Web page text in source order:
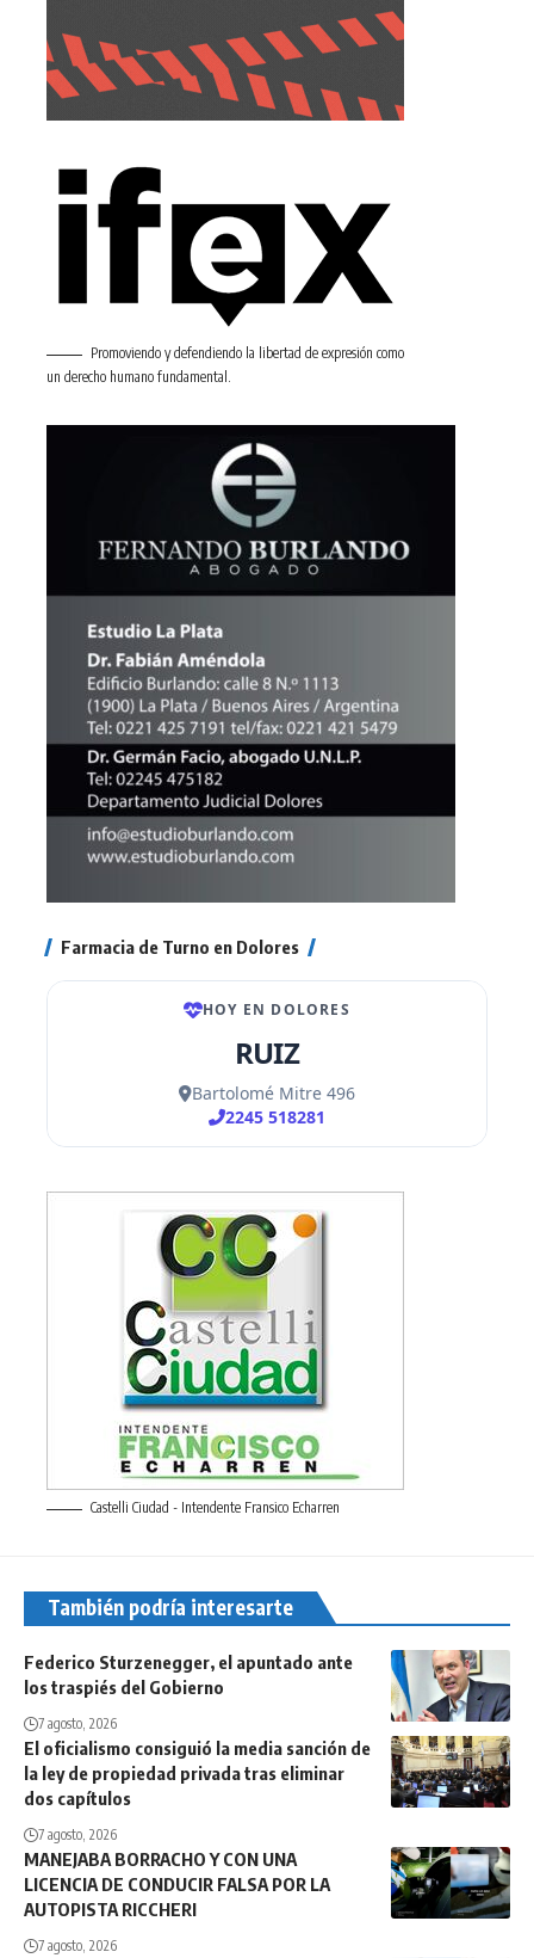
Promoviendo y defendiendo la libertad de expresión como
un derecho humano fundamental.
Farmacia de Turno en Dolores
Castelli Ciudad - Intendente Fransico Echarren
También podría interesarte
Federico Sturzenegger, el apuntado ante
los traspiés del Gobierno
7 agosto, 2026
El oficialismo consiguió la media sanción de
la ley de propiedad privada tras eliminar
dos capítulos
7 agosto, 2026
MANEJABA BORRACHO Y CON UNA
LICENCIA DE CONDUCIR FALSA POR LA
AUTOPISTA RICCHERI
7 agosto, 2026